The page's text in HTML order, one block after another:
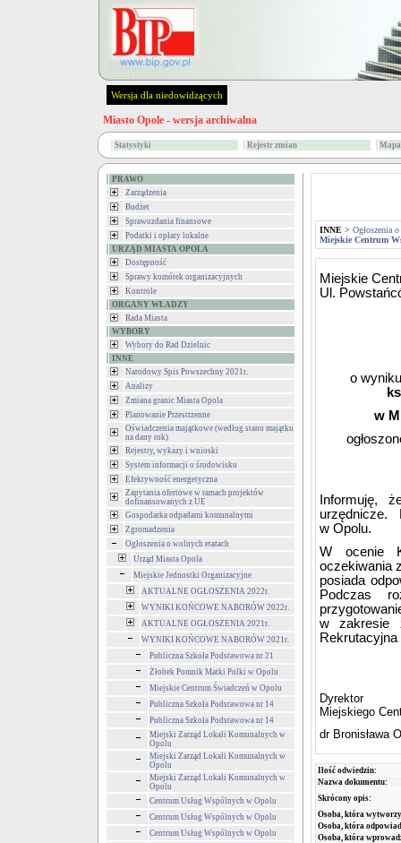
Wersja dla niedowidzących
Miasto Opole - wersja archiwalna
Statystyki Rejestr zmian
PRAWO
Zarządzenia
Budżet
Sprawozdania finansowe
Podatki i opłaty lokalne
URZĄD MIASTA OPOLA
Dostępność
Sprawy komórek organizacyjnych
Kontrole
ORGANY WŁADZY
Rada Miasta
WYBORY
Wybory do Rad Dzielnic
INNE
Narodowy Spis Powszechny 2021r.
Analizy
Zmiana granic Miasta Opola
Planowanie Przestrzenne
Oświadczenia majątkowe (według stanu majątku
na dany rok)
Rejestry, wykazy i wnioski
System informacji o środowisku
Efektywność energetyczna
Zapytania ofertowe w ramach projektów
dofinansowanych z UE
Gospodarka odpadami komunalnymi
Zgromadzenia
Ogłoszenia o wolnych etatach
Urząd Miasta Opola
Miejskie Jednostki Organizacyjne
AKTUALNE OGŁOSZENIA 2022r.
WYNIKI KOŃCOWE NABORÓW 2022r.
AKTUALNE OGŁOSZENIA 2021r.
WYNIKI KOŃCOWE NABORÓW 2021r.
Publiczna Szkoła Podstawowa nr 21
Żłobek Pomnik Matki Polki w Opolu
Miejskie Centrum Świadczeń w Opolu
Publiczna Szkoła Podstawowa nr 14
Publiczna Szkoła Podstawowa nr 14
Miejski Zarząd Lokali Komunalnych w
Opolu
Miejski Zarząd Lokali Komunalnych w
Opolu
Miejski Zarząd Lokali Komunalnych w
Opolu
Centrum Usług Wspólnych w Opolu
Centrum Usług Wspólnych w Opolu
Centrum Usług Wspólnych w Opolu
INNE > Ogłoszenia
Miejskie Centrum
Miejskie
Ul.
o
w
Informuję,
urzędnicze.
w Opolu.
W ocenie
oczekiwania
posiada
Podczas
w zakresie
Dyrektor
Miejskiego
dr Bronisława
Ilość odwiedzin:
Nazwa dokumentu:
Skrócony opis:
Osoba, która
Osoba, która
Osoba, która